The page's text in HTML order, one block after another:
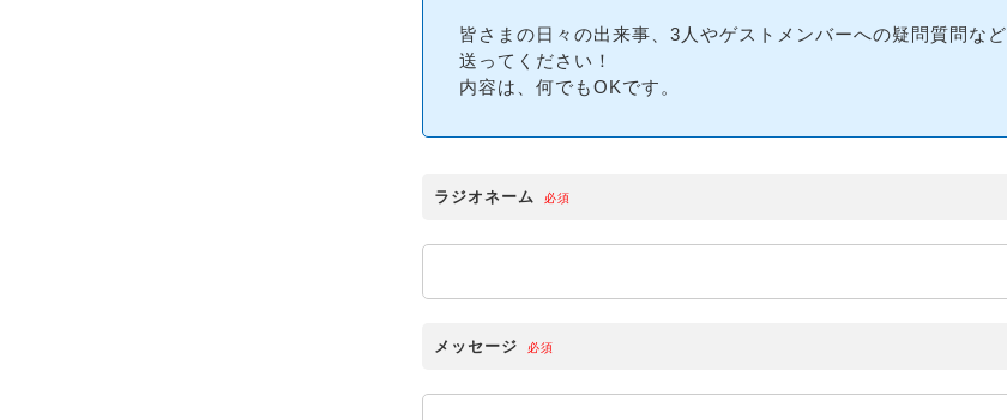
皆さまの日々の出来事、3人やゲストメンバーへの疑問質問など
送ってください！
内容は、何でもOKです。
ラジオネーム 必須
メッセージ 必須